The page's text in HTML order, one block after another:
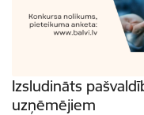
Izsludināts
uzņēmējiem